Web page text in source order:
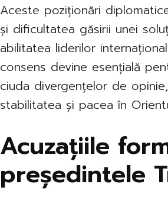
Aceste poziționări
și dificultatea găsirii unei
abilitatea liderilor
consens devine esențială
ciuda divergențelor de
stabilitatea și pacea în
Acuzațiile
președintele